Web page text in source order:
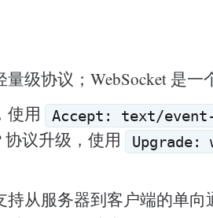
级协议；WebSocket 是一
使用 Accept: text/
协议升级，使用 Upgrade:
持从服务器到客户端的单